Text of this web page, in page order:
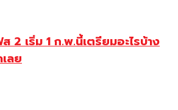
2 เริ่ม 1 ก.พ.นี้เตรียมอะไรบ้าง
ลย